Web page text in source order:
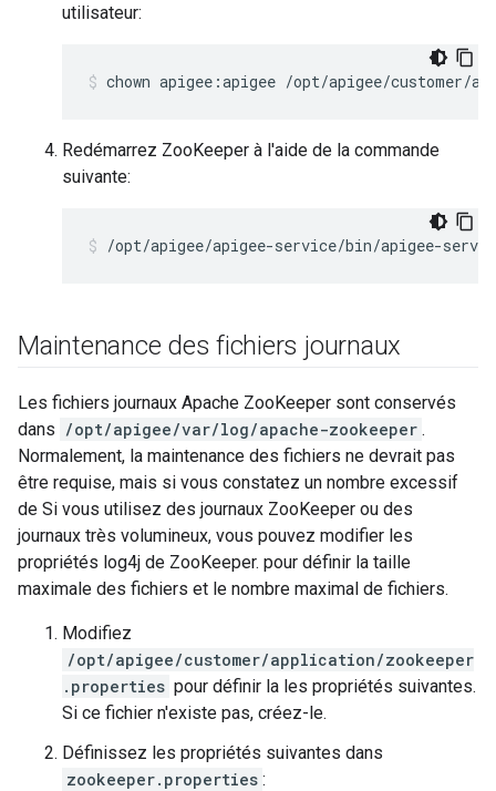
utilisateur:
chown apigee:apigee /opt/apigee/customer/
Redémarrez ZooKeeper à l'aide de la commande
suivante:
/opt/apigee/apigee-service/bin/apigee-
Maintenance des fichiers journaux
Les fichiers journaux Apache ZooKeeper sont conservés
dans /opt/apigee/var/log/apache-zookeeper .
Normalement, la maintenance des fichiers ne devrait pas
être requise, mais si vous constatez un nombre excessif
de Si vous utilisez des journaux ZooKeeper ou des
journaux très volumineux, vous pouvez modifier les
propriétés log4j de ZooKeeper. pour définir la taille
maximale des fichiers et le nombre maximal de fichiers.
Modifiez
/opt/apigee/customer/application/zookeeper
.properties pour définir la les propriétés suivantes.
Si ce fichier n'existe pas, créez-le.
Définissez les propriétés suivantes dans
zookeeper.properties :